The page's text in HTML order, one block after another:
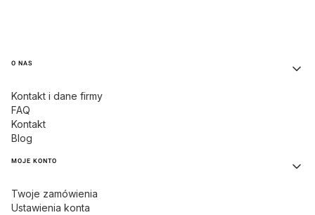
Linki w stopce
O NAS
Kontakt i dane firmy
FAQ
Kontakt
Blog
MOJE KONTO
Twoje zamówienia
Ustawienia konta